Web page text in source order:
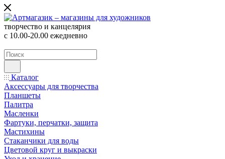
творчество и канцелярия
с 10.00-20.00 ежедневно
Каталог
Аксессуары для творчества
Планшеты
Палитра
Масленки
Фартуки, перчатки, защита
Мастихины
Стаканчики для воды
Цветовой круг и выкраски